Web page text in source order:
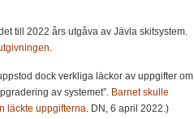
till 2022 års utgåva av Jävla skitsystem.
dock verkliga läckor av uppgifter om
av systemet”. Barnet skulle
läckte uppgifterna . DN, 6 april 2022.)